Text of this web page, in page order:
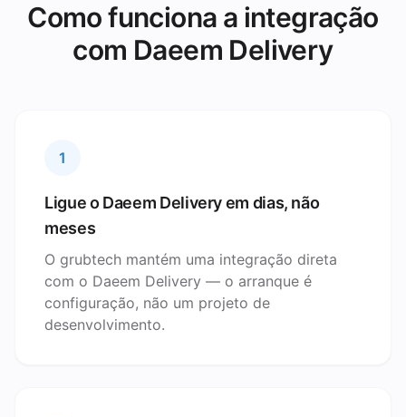
Como funciona a integração
com Daeem Delivery
1
Ligue o Daeem Delivery em dias, não
meses
O grubtech mantém uma integração direta
com o Daeem Delivery — o arranque é
configuração, não um projeto de
desenvolvimento.